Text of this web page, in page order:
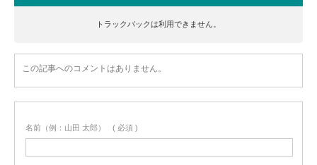
トラックバックは利用できません。
この記事へのコメントはありません。
名前（例：山田 太郎） ( 必須 )